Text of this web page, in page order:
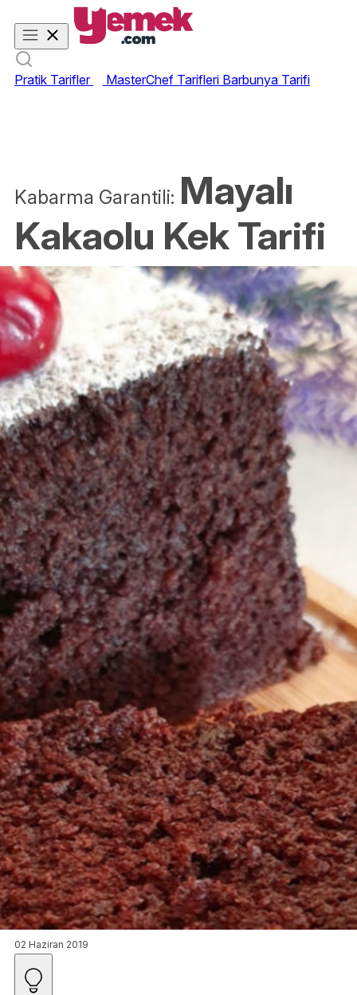
Pratik Tarifler MasterChef Tarifleri Barbunya Tarifi
Kabarma Garantili: Mayalı
Kakaolu Kek Tarifi
02 Haziran 2019